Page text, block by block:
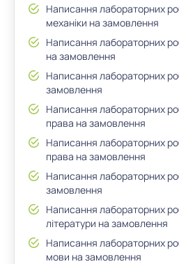
Написання лабораторних
механіки на замовлення
Написання лабораторних
на замовлення
Написання лабораторних
замовлення
Написання лабораторних
права на замовлення
Написання лабораторних
права на замовлення
Написання лабораторних
замовлення
Написання лабораторних
літератури на замовлення
Написання лабораторних
мови на замовлення